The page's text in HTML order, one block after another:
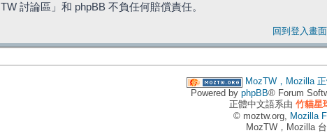
討論區」和 phpBB 不負任何賠償責任。
回到登入畫面
MozTW，Mozilla
Powered by phpBB® Forum
正體中文語系由 竹貓星
© moztw.org, Mozilla
MozTW，Mozilla